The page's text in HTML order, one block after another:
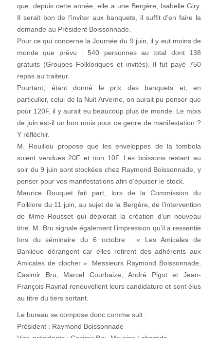
que, depuis cette année, elle a une Bergère, Isabelle Giry.
Il serait bon de l’inviter aux banquets, il suffit d’en faire la
demande au Président Boissonnade.
Pour ce qui concerne la Journée du 9 juin, il y eut moins de
monde que prévu : 540 personnes au total dont 138
gratuits (Groupes Folkloriques et invités). Il fut payé 750
repas au traiteur.
Pourtant, étant donné le prix des banquets et, en
particulier, celui de la Nuit Arverne, on aurait pu penser que
pour 120F, il y aurait eu beaucoup plus de monde. Le mois
de juin est-il un bon mois pour ce genre de manifestation ?
Y réfléchir.
M. Rouillou propose que les enveloppes de la tombola
soient vendues 20F et non 10F. Les boissons restant au
soir du 9 juin sont stockées chez Raymond Boissonnade, y
penser pour vos manifestations afin d’épuiser le stock.
Maurice Rouquet fait part, lors de la Commission du
Folklore du 11 juin, au sujet de la Bergère, de l’intervention
de Mme Rousset qui déplorait la création d’un nouveau
titre. M. Bru signale également l’impression qu’il a ressentie
lors du séminaire du 6 octobre : « Les Amicales de
Banlieue dérangent car elles retirent des adhérents aux
Amicales de clocher ». Messieurs Raymond Boissonnade,
Casimir Bru, Marcel Courbaize, André Pigot et Jean-
François Raynal renouvellent leurs candidature et sont élus
au titre du tiers sortant.
Le bureau se compose donc comme suit :
Président : Raymond Boissonnade